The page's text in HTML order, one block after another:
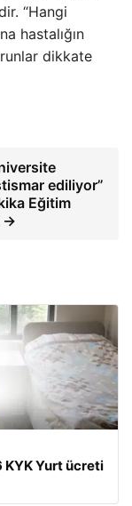
“Hangi
hastalığın
dikkate
ediliyor”
Eğitim
→
KYK Yurt ücreti